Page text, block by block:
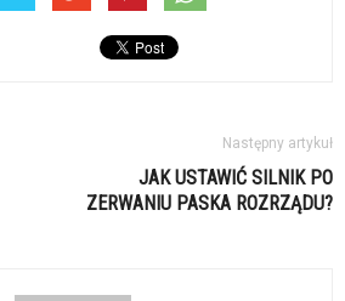
Następny artykuł
JAK USTAWIĆ SILNIK PO
ZERWANIU PASKA ROZRZĄDU?